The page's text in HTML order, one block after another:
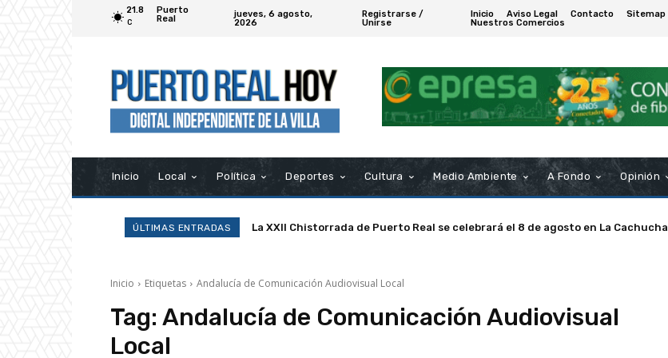
21.8
C
Puerto
Real
jueves, 6 agosto,
2026
Registrarse /
Unirse
Inicio Aviso Legal Contacto
Sitemap
Nuestros Comercios
Inicio Local Política Deportes Cultura Medio Ambiente A Fondo Opinión
ÚLTIMAS ENTRADAS La XXII Chistorrada de Puerto Real se celebrará el 8 de agosto en La Cachucha
Inicio Etiquetas Andalucía de Comunicación Audiovisual Local
Tag: Andalucía de Comunicación Audiovisual
Local